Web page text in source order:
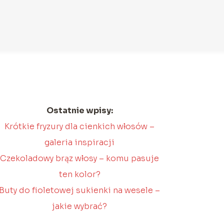
Ostatnie wpisy:
Krótkie fryzury dla cienkich włosów –
galeria inspiracji
Czekoladowy brąz włosy – komu pasuje
ten kolor?
Buty do fioletowej sukienki na wesele –
jakie wybrać?